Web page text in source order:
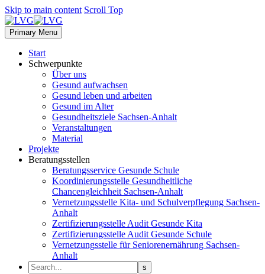
Skip to main content Scroll Top
Primary Menu
Start
Schwerpunkte
Über uns
Gesund aufwachsen
Gesund leben und arbeiten
Gesund im Alter
Gesundheitsziele Sachsen-Anhalt
Veranstaltungen
Material
Projekte
Beratungsstellen
Beratungsservice Gesunde Schule
Koordinierungsstelle Gesundheitliche
Chancengleichheit Sachsen-Anhalt
Vernetzungsstelle Kita- und Schulverpflegung Sachsen-
Anhalt
Zertifizierungsstelle Audit Gesunde Kita
Zertifizierungsstelle Audit Gesunde Schule
Vernetzungsstelle für Seniorenernährung Sachsen-
Anhalt